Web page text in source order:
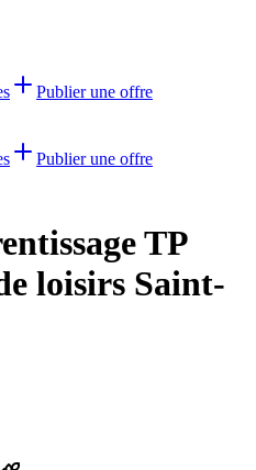
Publier une offre
Publier une offre
TP
loisirs Saint-